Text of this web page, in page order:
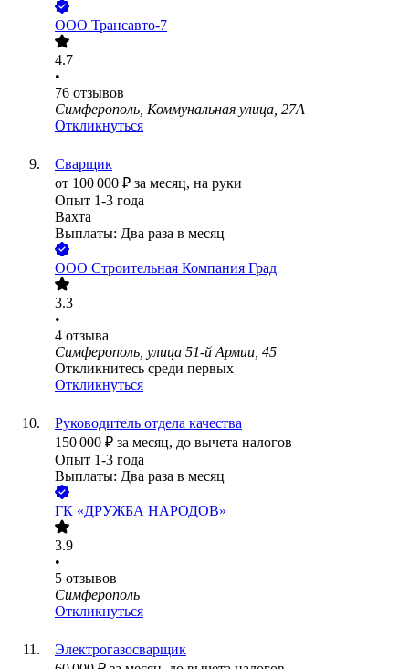
ООО Трансавто-7
4.7
•
76 отзывов
Симферополь, Коммунальная улица, 27А
Откликнуться
Сварщик
от 100 000 ₽ за месяц, на руки
Опыт 1-3 года
Вахта
Выплаты: Два раза в месяц
ООО Строительная Компания Град
3.3
•
4 отзыва
Симферополь, улица 51-й Армии, 45
Откликнитесь среди первых
Откликнуться
Руководитель отдела качества
150 000 ₽ за месяц, до вычета налогов
Опыт 1-3 года
Выплаты: Два раза в месяц
ГК «ДРУЖБА НАРОДОВ»
3.9
•
5 отзывов
Симферополь
Откликнуться
Электрогазосварщик